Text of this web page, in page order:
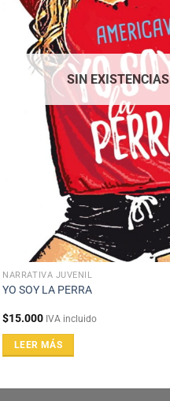
SIN EXISTENCIAS
NARRATIVA JUVENIL
YO SOY LA PERRA
$15.000 IVA incluido
LEER MÁS